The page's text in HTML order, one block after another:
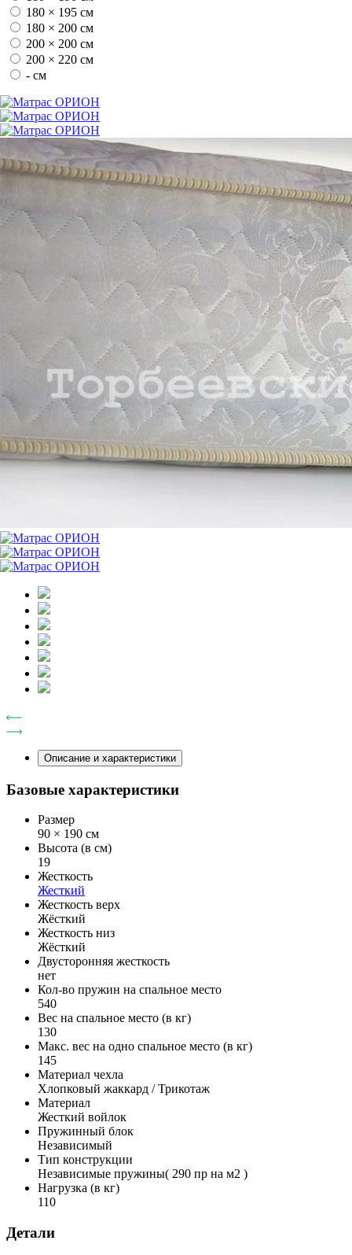
180 × 195 см
180 × 200 см
200 × 200 см
200 × 220 см
- см
Описание и характеристики
Базовые характеристики
Размер
90 × 190 см
Высота (в см)
19
Жесткость
Жесткий
Жесткость верх
Жёсткий
Жесткость низ
Жёсткий
Двусторонняя жесткость
нет
Кол-во пружин на спальное место
540
Вес на спальное место (в кг)
130
Макс. вес на одно спальное место (в кг)
145
Материал чехла
Хлопковый жаккард / Трикотаж
Материал
Жесткий войлок
Пружинный блок
Независимый
Тип конструкции
Независимые пружины( 290 пр на м2 )
Нагрузка (в кг)
110
Детали